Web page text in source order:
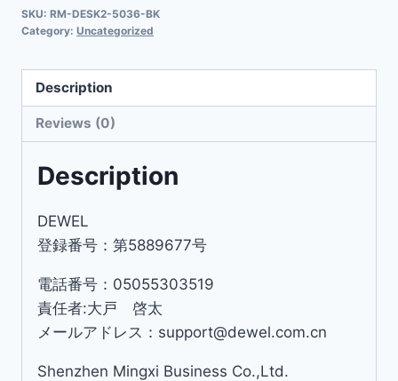
SKU: RM-DESK2-5036-BK
Category: Uncategorized
Description
Reviews (0)
Description
DEWEL
登録番号：第5889677号
電話番号：05055303519
責任者:大戸 啓太
メールアドレス：support@dewel.com.cn
Shenzhen Mingxi Business Co.,Ltd.